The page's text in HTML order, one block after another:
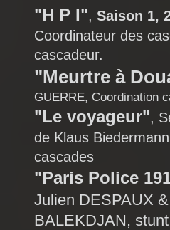
"H P I", Saison 1,
Coordinateur des
cascadeur.
"Meurtre à
GUERRE, Coordination
"Le voyageur",
de Klaus
cascades
"Paris Police
Julien DESPAUX
BALEKDJAN,